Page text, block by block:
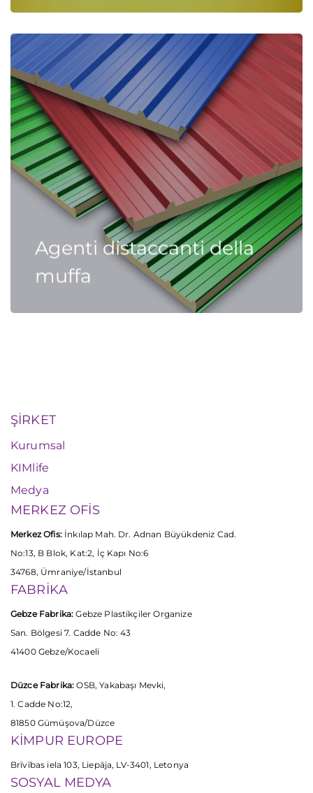
Agenti distaccanti della
muffa
ŞİRKET
Kurumsal
KIMlife
Medya
MERKEZ OFİS
Merkez Ofis:İnkılap Mah. Dr. Adnan Büyükdeniz Cad.
No:13, B Blok, Kat:2, İç Kapı No:6
34768, Ümraniye/İstanbul
FABRİKA
Gebze Fabrika: Gebze Plastikçiler Organize
San. Bölgesi 7. Cadde No: 43
41400 Gebze/Kocaeli
Düzce Fabrika: OSB, Yakabaşı Mevki,
1. Cadde No:12,
81850 Gümüşova/Düzce
KİMPUR EUROPE
Brīvības iela 103, Liepāja, LV-3401, Letonya
SOSYAL MEDYA